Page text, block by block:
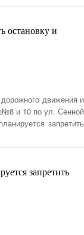
остановку и
движения и
и 10 по ул. Сенной
запретить
запретить